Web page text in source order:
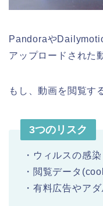
Pandoraや
アップロードされた
もし、動画を閲覧す
3つのリスク
・ウィルスの感染
・閲覧データ
・有料広告やア